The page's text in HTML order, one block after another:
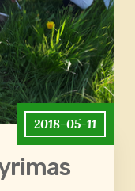
2018-05-11